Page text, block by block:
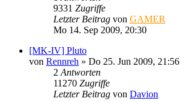
9331 Zugriffe
Letzter Beitrag von GAMER
Mo 14. Sep 2009, 20:30
[MK-IV] Pluto
von Rennreh » Do 25. Jun 2009, 21:56
2 Antworten
11270 Zugriffe
Letzter Beitrag von Davion